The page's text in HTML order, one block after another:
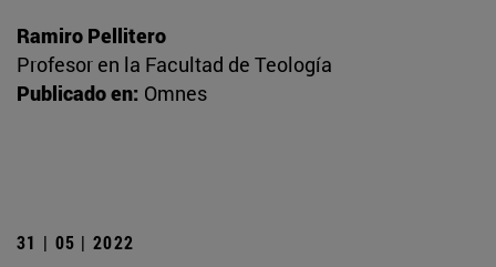
Ramiro Pellitero
Profesor en la Facultad de Teología
Publicado en: Omnes
31 | 05 | 2022